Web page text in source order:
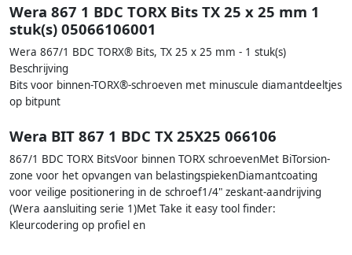
Wera 867 1 BDC TORX Bits TX 25 x 25 mm 1
stuk(s) 05066106001
Wera 867/1 BDC TORX® Bits, TX 25 x 25 mm - 1 stuk(s)
Beschrijving
Bits voor binnen-TORX®-schroeven met minuscule diamantdeeltjes
op bitpunt
Wera BIT 867 1 BDC TX 25X25 066106
867/1 BDC TORX BitsVoor binnen TORX schroevenMet BiTorsion-
zone voor het opvangen van belastingspiekenDiamantcoating
voor veilige positionering in de schroef1/4" zeskant-aandrijving
(Wera aansluiting serie 1)Met Take it easy tool finder:
Kleurcodering op profiel en